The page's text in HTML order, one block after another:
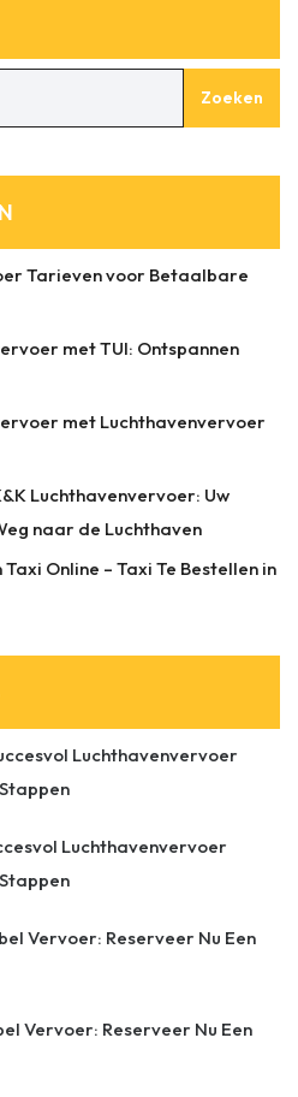
Zoeken
Tarieven voor Betaalbare
met TUI: Ontspannen
met Luchthavenvervoer
Luchthavenvervoer: Uw
naar de Luchthaven
Online – Taxi Te Bestellen in
Luchthavenvervoer
Luchthavenvervoer
Vervoer: Reserveer Nu Een
Vervoer: Reserveer Nu Een